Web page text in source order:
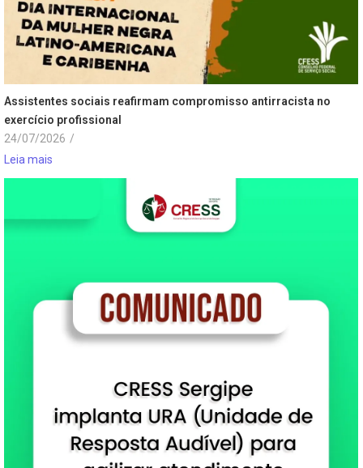
Assistentes sociais reafirmam compromisso antirracista no
exercício profissional
24/07/2026 /
Leia mais